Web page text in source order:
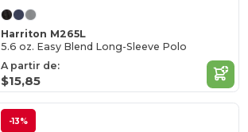
Harriton M265L
5.6 oz. Easy Blend Long-Sleeve Polo
A partir de:
$15,85
-13%